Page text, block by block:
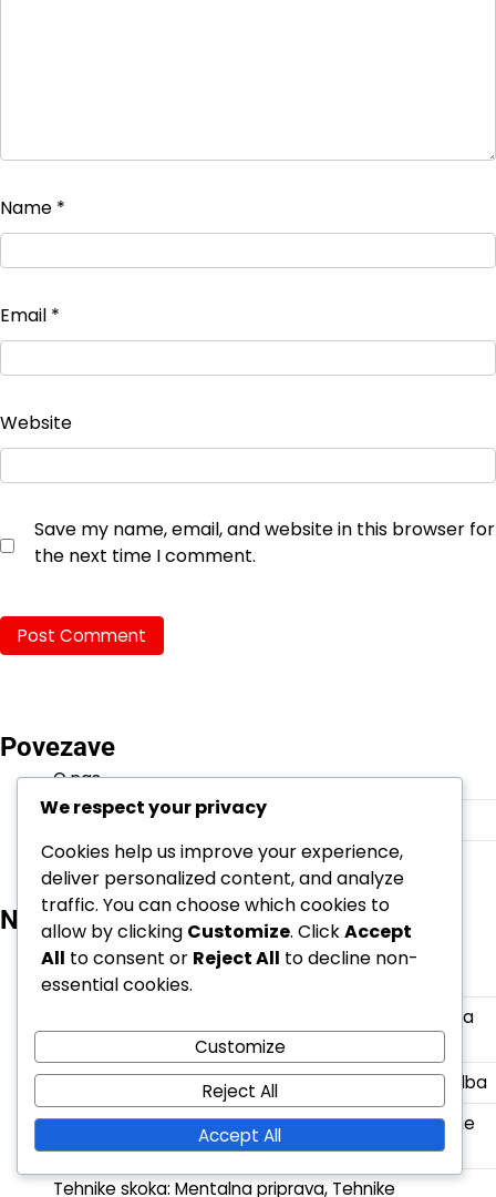
Name *
Email *
Website
Save my name, email, and website in this browser for
the next time I comment.
Povezave
O nas
Stopite v stik
Vse objave
Nedavne objave
Tehnike podajanja z roko: Zgodovinska uporaba,
Evolucija, Prednost igralcev
Float Serve: Nasveti za trening, razvoj veščin, merila
Tehnike skoka pri servisu: Pristop, Časovanje, Izvedba
Tehnike podajanja z podajo: Podajalske cone, Ciljne
površine, Učinkovitost
Tehnike skoka: Mentalna priprava, Tehnike
We respect your privacy
Cookies help us improve your experience,
deliver personalized content, and analyze
traffic. You can choose which cookies to
allow by clicking Customize. ClickAccept
All to consent or Reject All to decline non-
essential cookies.
Customize
Reject All
Accept All